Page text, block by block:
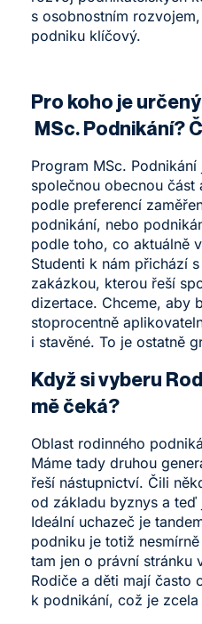
s osobnostním
podniku klíčový.
Pro koho je
MSc. Podnikání?
Program MSc.
společnou obecnou
podle preferencí
podnikání, nebo
podle toho, co aktuálně
Studenti k nám přichází
zakázkou, kterou řeší
dizertace. Chceme, aby
stoprocentně
i stavěné. To je ostatně
Když si vyberu
mě čeká?
Oblast rodinného
Máme tady druhou
řeší nástupnictví. Čili
od základu byznys a
Ideální uchazeč je
podniku je totiž
tam jen o právní stránku
Rodiče a děti mají často
k podnikání, což je